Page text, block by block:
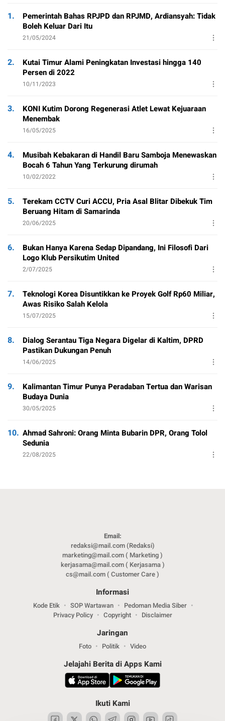
1.
Pemerintah Bahas RPJPD dan RPJMD, Ardiansyah: Tidak
Boleh Keluar Dari Itu
21/05/2024
2.
Kutai Timur Alami Peningkatan Investasi hingga 140
Persen di 2022
10/11/2023
3.
KONI Kutim Dorong Regenerasi Atlet Lewat Kejuaraan
Menembak
16/05/2025
4.
Musibah Kebakaran di Handil Baru Samboja Menewaskan
Bocah 6 Tahun Yang Terkurung dirumah
10/02/2022
5.
Terekam CCTV Curi ACCU, Pria Asal Blitar Dibekuk Tim
Beruang Hitam di Samarinda
20/06/2025
6.
Bukan Hanya Karena Sedap Dipandang, Ini Filosofi Dari
Logo Klub Persikutim United
2/07/2025
7.
Teknologi Korea Disuntikkan ke Proyek Golf Rp60 Miliar,
Awas Risiko Salah Kelola
15/07/2025
8.
Dialog Serantau Tiga Negara Digelar di Kaltim, DPRD
Pastikan Dukungan Penuh
14/06/2025
9.
Kalimantan Timur Punya Peradaban Tertua dan Warisan
Budaya Dunia
30/05/2025
10. Ahmad Sahroni: Orang Minta Bubarin DPR, Orang Tolol
Sedunia
22/08/2025
Email:
redaksi@mail.com (Redaksi)
marketing@mail.com ( Marketing )
kerjasama@mail.com ( Kerjasama )
cs@mail.com ( Customer Care )
Informasi
Kode Etik SOP Wartawan
Pedoman Media Siber
Privacy Policy
Copyright Disclaimer
Jaringan
Foto Politik Video
Jelajahi Berita di Apps Kami
Ikuti Kami